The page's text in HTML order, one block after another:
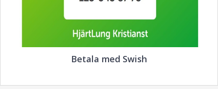
Betala med Swish